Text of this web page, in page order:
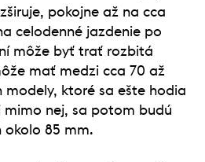
pokojne až na cca
celodenné jazdenie po
môže byť trať rozbitá
mať medzi cca 70 až
modely, ktoré sa ešte hodia
mimo nej, sa potom budú
okolo 85 mm.